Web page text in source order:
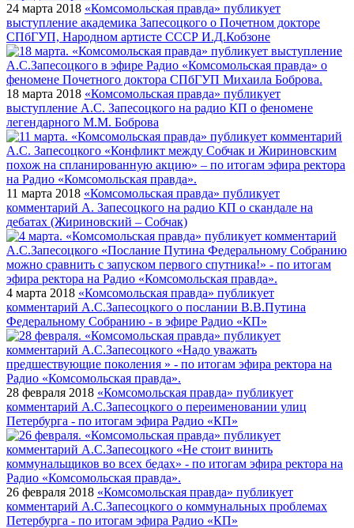
24 марта 2018 «Комсомольская правда» публикует
выступление академика Запесоцкого о Почетном докторе
СПбГУП, Народном артисте СССР И.Д.Кобзоне
18 марта 2018 «Комсомольская правда» публикует
выступление А.С. Запесоцкого на радио КП о феномене
легендарного М.М. Боброва
11 марта 2018 «Комсомольская правда» публикует
комментарий А. Запесоцкого на радио КП о скандале на
дебатах (Жириновский – Собчак)
4 марта 2018 «Комсомольская правда» публикует
комментарий А.С.Запесоцкого о послании В.В.Путина
Федеральному Собранию - в эфире Радио «КП»
28 февраля 2018 «Комсомольская правда» публикует
комментарий А.С.Запесоцкого о переименовании улиц
Петербурга - по итогам эфира Радио «КП»
26 февраля 2018 «Комсомольская правда» публикует
комментарий А.С.Запесоцкого о коммунальных проблемах
Петербурга - по итогам эфира Радио «КП»